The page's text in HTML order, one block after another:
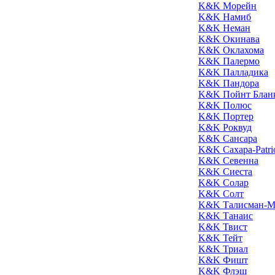
K&K Морейн
K&K Намиб
K&K Неман
K&K Окинава
K&K Оклахома
K&K Палермо
K&K Палладика
K&K Пандора
K&K Пойнт
K&K Полюс
K&K Портер
K&K Роквуд
K&K Сансара
K&K Сахара-
K&K Севенна
K&K Сиеста
K&K Солар
K&K Солт
K&K Талисман-
K&K Танаис
K&K Твист
K&K Тейт
K&K Триал
K&K Фишт
K&K Флэш